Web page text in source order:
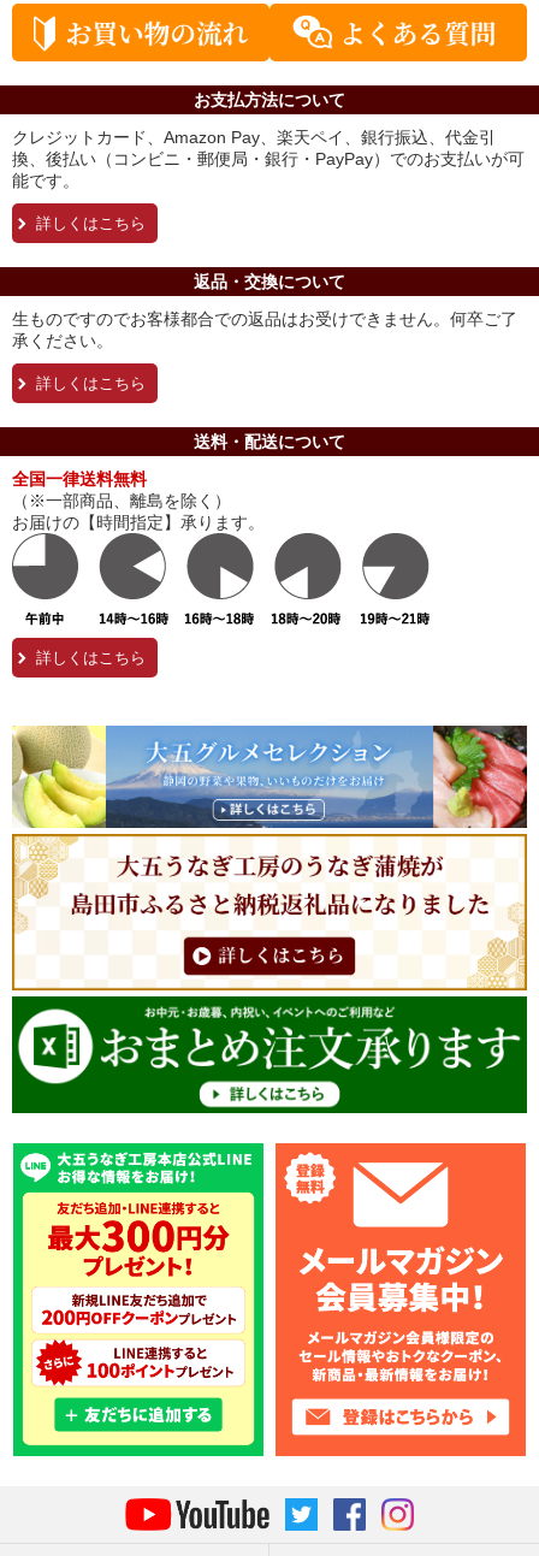
お支払方法について
クレジットカード、Amazon Pay、楽天ペイ、銀行振込、代金引
換、後払い（コンビニ・郵便局・銀行・PayPay）でのお支払いが可
能です。
詳しくはこちら
返品・交換について
生ものですのでお客様都合での返品はお受けできません。何卒ご了
承ください。
詳しくはこちら
送料・配送について
全国一律送料無料
（※一部商品、離島を除く）
お届けの【時間指定】承ります。
詳しくはこちら